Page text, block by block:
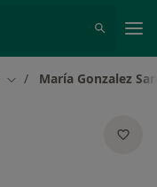
Cambiar de ciudad
María Gonzalez